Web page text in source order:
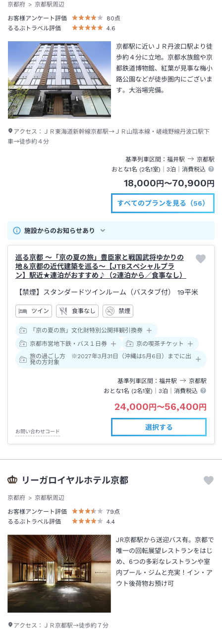
京都府
京都駅周辺
お客様アンケート評価
80 点
るるぶトラベル評価
4.6
京都駅に近いＪＲ丹波口駅より徒
歩約４分に立地。京都水族館や京
都鉄道博物館、紅葉が見事な梅小
路公園などが徒歩圏内にございま
す。大浴場完備。
アクセス： ＪＲ東海道新幹線京都駅→ＪＲ山陰本線・嵯峨野線丹波口駅下
車→徒歩約４分
基準列車区間 福井駅 京都駅
おとな1名 (2名1室)｜ 3泊 ｜消費税込
18,000 円 〜70,900 円
すべてのプランを見る（56）
施設からのお知らせあり
巡る京都 ～「京の夏の旅」豊臣家と戦国武将ゆかりの
地＆京都の近代建築を巡る～【JTBスペシャルプラ
ン】駅近★連泊がおすすめ♪（2連泊から／食事なし）
【禁煙】スタンダードツインルーム（バスタブ付） 19平米
ツイン 食事なし 禁煙
「京の夏の旅」文化財特別公開拝観引換券
京都市営地下鉄・バス１日券
京の喫茶チケット
旅の過ごし方 ※2027年3月31日（沖縄は5月6日）までに出
発の方対象
基準列車区間 福井駅 京都駅
おとな1名 (2名1室)｜ 3泊 ｜消費税込
24,000 円 〜56,400 円
お問い合わせコード
選択する
リーガロイヤルホテル京都
京都府
京都駅周辺
お客様アンケート評価
79点
るるぶトラベル評価
4.4
JR京都駅から送迎バス有。京都で
唯一の回転展望レストランをはじ
め、6つの多彩なレストランや室
内プール・ジムと充実！イン・ア
ウト後荷物お預け可
アクセス： ＪＲ京都駅→徒歩約７分